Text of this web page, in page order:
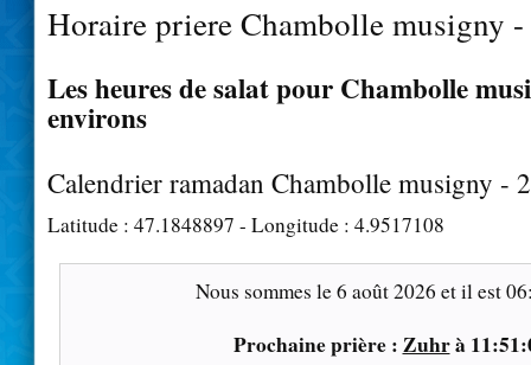
Horaire priere Chambolle musigny
Les heures de salat pour Chambolle
environs
Calendrier ramadan Chambolle musigny -
Latitude : 47.1848897 - Longitude : 4.9517108
Nous sommes le6 août 2026 et il est
Prochaine prière : Zuhrà